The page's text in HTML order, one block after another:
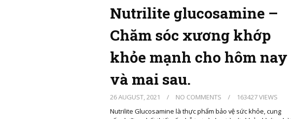
Nutrilite glucosamine –
Chăm sóc xương khớp
khỏe mạnh cho hôm nay
và mai sau.
26 AUGUST, 2021 / NO COMMENTS /
163427 VIEWS
Nutrilite Glucosamine là thực phẩm bảo vệ sức khỏe, cung